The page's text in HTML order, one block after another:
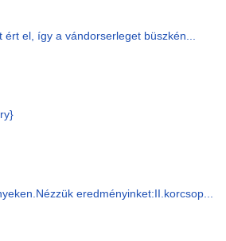
el, így a vándorserleget büszkén...
eredményinket:II.korcsop...